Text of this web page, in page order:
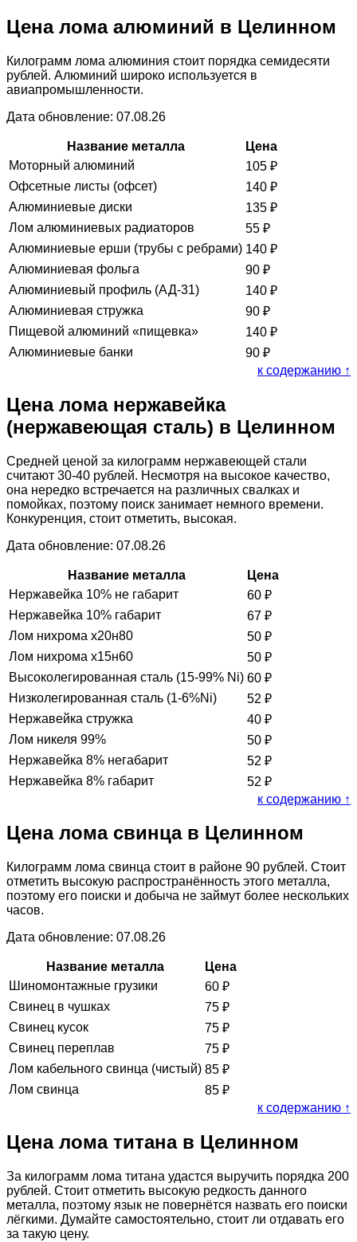
Цена лома алюминий в Целинном
Килограмм лома алюминия стоит порядка семидесяти
рублей. Алюминий широко используется в
авиапромышленности.
Дата обновление: 07.08.26
Название металла
Цена
Моторный алюминий
105 ₽
Офсетные листы (офсет)
140 ₽
Алюминиевые диски
135 ₽
Лом алюминиевых радиаторов
55 ₽
Алюминиевые ерши (трубы с ребрами) 140 ₽
Алюминиевая фольга
90 ₽
Алюминиевый профиль (АД-31)
140 ₽
Алюминиевая стружка
90 ₽
Пищевой алюминий «пищевка»
140 ₽
Алюминиевые банки
90 ₽
к содержанию ↑
Цена лома нержавейка
(нержавеющая сталь) в Целинном
Средней ценой за килограмм нержавеющей стали
считают 30-40 рублей. Несмотря на высокое качество,
она нередко встречается на различных свалках и
помойках, поэтому поиск занимает немного времени.
Конкуренция, стоит отметить, высокая.
Дата обновление: 07.08.26
Название металла
Цена
Нержавейка 10% не габарит
60 ₽
Нержавейка 10% габарит
67 ₽
Лом нихрома х20н80
50 ₽
Лом нихрома х15н60
50 ₽
Высоколегированная сталь (15-99% Ni) 60 ₽
Низколегированная сталь (1-6%Ni)
52 ₽
Нержавейка стружка
40 ₽
Лом никеля 99%
50 ₽
Нержавейка 8% негабарит
52 ₽
Нержавейка 8% габарит
52 ₽
к содержанию ↑
Цена лома свинца в Целинном
Килограмм лома свинца стоит в районе 90 рублей. Стоит
отметить высокую распространённость этого металла,
поэтому его поиски и добыча не займут более нескольких
часов.
Дата обновление: 07.08.26
Название металла
Цена
Шиномонтажные грузики
60 ₽
Свинец в чушках
75 ₽
Свинец кусок
75 ₽
Свинец переплав
75 ₽
Лом кабельного свинца (чистый) 85 ₽
Лом свинца
85 ₽
к содержанию ↑
Цена лома титана в Целинном
За килограмм лома титана удастся выручить порядка 200
рублей. Стоит отметить высокую редкость данного
металла, поэтому язык не повернётся назвать его поиски
лёгкими. Думайте самостоятельно, стоит ли отдавать его
за такую цену.